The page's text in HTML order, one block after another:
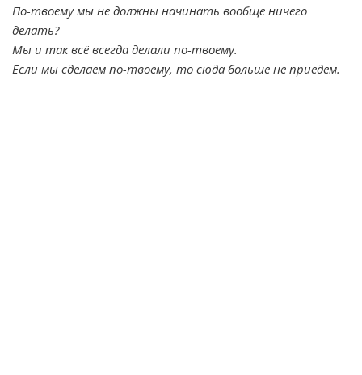
По-твоему мы не должны начинать вообще ничего
делать?
Мы и так всё всегда делали по-твоему.
Если мы сделаем по-твоему, то сюда больше не приедем.